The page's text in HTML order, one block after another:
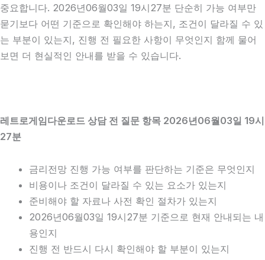
중요합니다. 2026년06월03일 19시27분 단순히 가능 여부만
묻기보다 어떤 기준으로 확인해야 하는지, 조건이 달라질 수 있
는 부분이 있는지, 진행 전 필요한 사항이 무엇인지 함께 물어
보면 더 현실적인 안내를 받을 수 있습니다.
레트로게임다운로드 상담 전 질문 항목 2026년06월03일 19시
27분
금리전망 진행 가능 여부를 판단하는 기준은 무엇인지
비용이나 조건이 달라질 수 있는 요소가 있는지
준비해야 할 자료나 사전 확인 절차가 있는지
2026년06월03일 19시27분 기준으로 현재 안내되는 내
용인지
진행 전 반드시 다시 확인해야 할 부분이 있는지